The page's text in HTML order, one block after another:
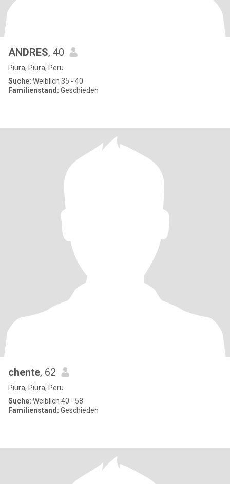
ANDRES, 40
Piura, Piura, Peru
Suche: Weiblich 35 - 40
Familienstand: Geschieden
chente, 62
Piura, Piura, Peru
Suche: Weiblich 40 - 58
Familienstand: Geschieden